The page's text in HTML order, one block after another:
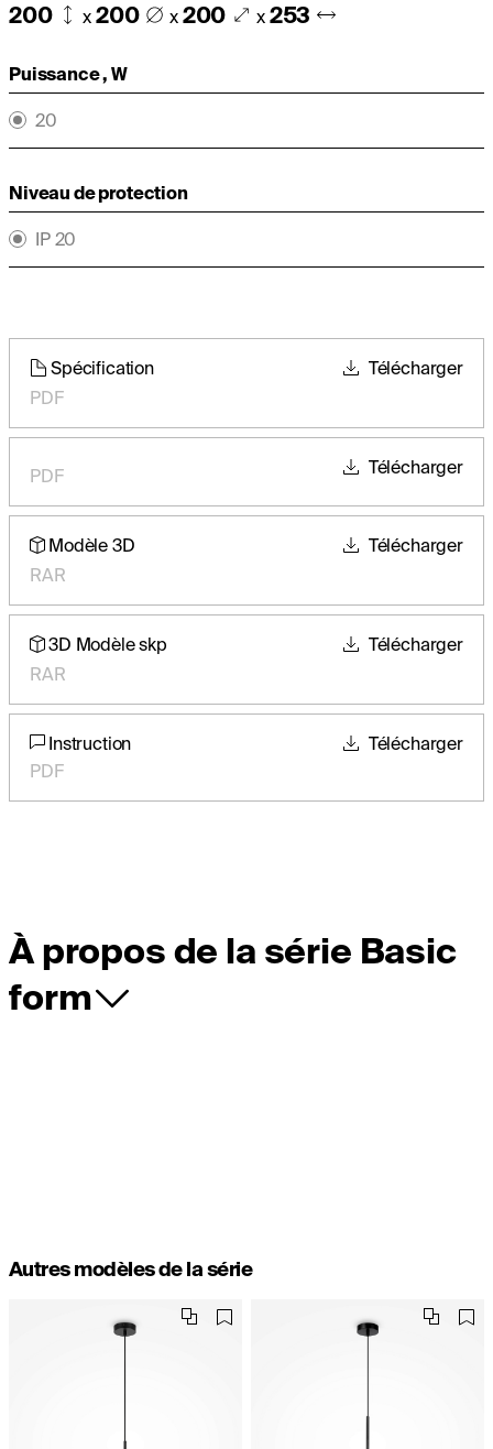
200 x 200 x 200 x 253
Puissance , W
20
Niveau de protection
IP 20
Spécification
PDF
Télécharger
PDF Télécharger
Modèle 3D
RAR
Télécharger
3D Modèle skp
RAR
Télécharger
Instruction
PDF
Télécharger
À propos de la série Basic
form
Autres modèles de la série